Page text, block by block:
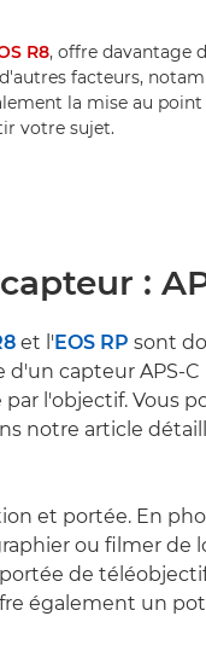
R8, offre davantage
facteurs,
la mise au point
votre sujet.
:
et l'EOS RP sont
d'un capteur APS-
par l'objectif. Vous
notre article
et portée. En
ou filmer de
de
également un